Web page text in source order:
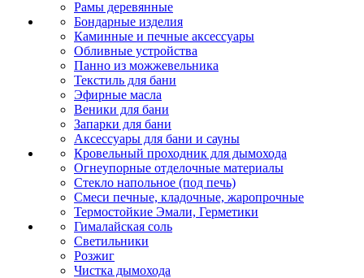
Рамы деревянные
Бондарные изделия
Каминные и печные аксессуары
Обливные устройства
Панно из можжевельника
Текстиль для бани
Эфирные масла
Веники для бани
Запарки для бани
Аксессуары для бани и сауны
Кровельный проходник для дымохода
Огнеупорные отделочные материалы
Стекло напольное (под печь)
Смеси печные, кладочные, жаропрочные
Термостойкие Эмали, Герметики
Гималайская соль
Светильники
Розжиг
Чистка дымохода